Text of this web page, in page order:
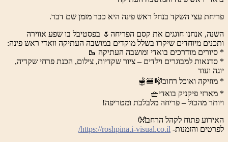
פריחת עצי השקד בנחל ראש פינה היא כבר מזמן שם דבר.
השנה, אנחנו חוגגים את קסם הפריחה🌷 בפסטיבל בו שפע אווירה
ותכנים מיוחדים שיקרו בשלל מוקדים במושבה העתיקה וואדי ראש פינה:
* סיורים מודרכים בואדי ומושבה העתיקה 🥾
* סדנאות למבוגרים וילדים – ציור שקדיות, צילום, הכנת פרחי שקדיה,
יוגה ועוד
* מוזיקה ואוכל רחוב🎼🍔🫕
* מארזי פיקניק בואדי🧺
ויותר מהכול – פריחה מלבלבת ומטריפה!
האירוע פתוח לקהל הרחב👐
לפרטים והזמנות- https://roshpina.i-visual.co.il/